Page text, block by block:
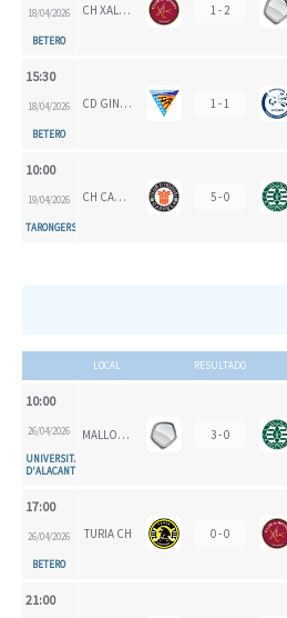
18/04/2026
BETERO
CH XALOC 1993 1 - 2
15:30
18/04/2026
BETERO
CD GINER DE LOS RÍOS 1 - 1
10:00
19/04/2026
TARONGERS
CH CARPESA 5 - 0
LOCAL RESULTADO
10:00
26/04/2026
UNIVERSITAT
D'ALACANT
MALLORCA CH 3 - 0
17:00
26/04/2026
BETERO
TURIA CH 0 - 0
21:00